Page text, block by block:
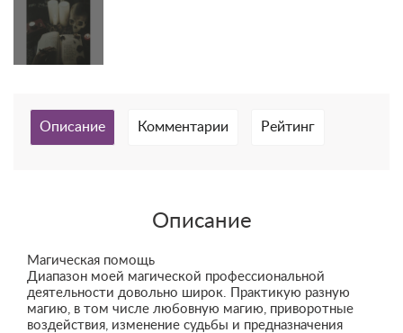
Описание Комментарии Рейтинг
Описание
Магическая помощь
Диапазон моей магической профессиональной
деятельности довольно широк. Практикую разную
магию, в том числе любовную магию, приворотные
воздействия, изменение судьбы и предназначения